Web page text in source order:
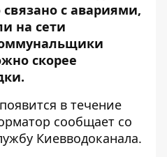
с авариями,
на сети
скорее
в течение
сообщает со
Киевводоканала.